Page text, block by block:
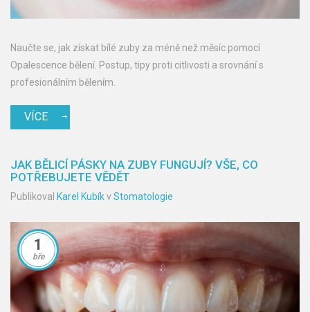
Naučte se, jak získat bílé zuby za méně než měsíc pomocí
Opalescence bělení. Postup, tipy proti citlivosti a srovnání s
profesionálním bělením.
VÍCE
JAK BĚLICÍ PÁSKY NA ZUBY FUNGUJÍ? VŠE, CO
POTŘEBUJETE VĚDĚT
Publikoval Karel KubíkvStomatologie
1
bře